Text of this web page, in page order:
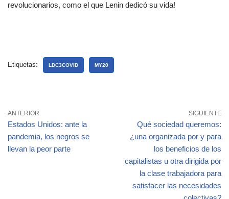
revolucionarios, como el que Lenin dedicó su vida!
Etiquetas: LDC3COVID MY20
ANTERIOR
Estados Unidos: ante la
pandemia, los negros se
llevan la peor parte
SIGUIENTE
Qué sociedad queremos:
¿una organizada por y para
los beneficios de los
capitalistas u otra dirigida por
la clase trabajadora para
satisfacer las necesidades